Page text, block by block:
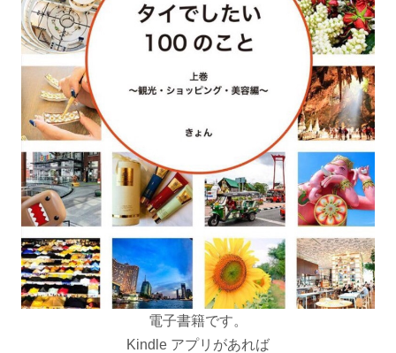
電子書籍です。
Kindle アプリがあれば